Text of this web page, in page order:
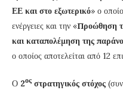
ΕΕ και στο εξωτερικό» ο
ενέργειες και την «Προώθηση
και καταπολέμηση της
ο οποίος αποτελείται από 12
Ο 2ος στρατηγικός στόχος